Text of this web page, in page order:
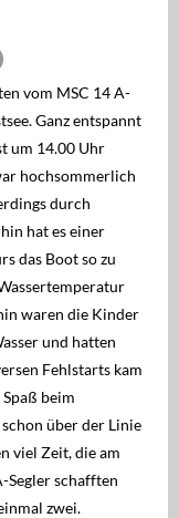
vom MSC 14 A-
Ganz entspannt
um 14.00 Uhr
hochsommerlich
durch
hat es einer
das Boot so zu
waren die Kinder
und hatten
Fehlstarts kam
beim
über der Linie
viel Zeit, die am
schafften
zwei.